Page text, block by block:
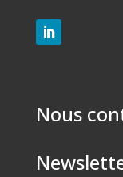
Nous